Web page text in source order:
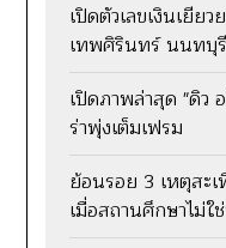
เปิดตัวเลขเงินเยีย
เทพศิรินทร์ นนทบุรี
เปิดภาพล่าสุด "ดิว
ร่าพุ่งเต็มเฟรม
ย้อนรอย 3 เหตุสะ
เมื่อสถานศึกษาไม่